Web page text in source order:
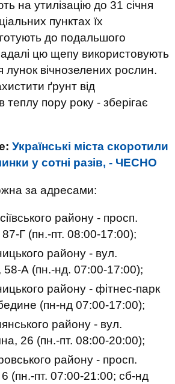
на утилізацію до 31 січня
пунктах їх
до подальшого
цю щепу використовують
лунок вічнозелених рослин.
ґрунт від
пору року - зберігає
Українські міста скоротили
у сотні разів, - ЧЕСНО
за адресами:
району - просп.
87-Г (пн.-пт. 08:00-17:00);
району - вул.
58-А (пн.-нд. 07:00-17:00);
району - фітнес-парк
(пн-нд 07:00-17:00);
району - вул.
26 (пн.-пт. 08:00-20:00);
району - просп.
6 (пн.-пт. 07:00-21:00; сб-нд